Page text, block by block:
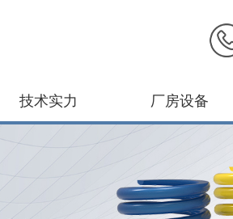
技术实力 厂房设备